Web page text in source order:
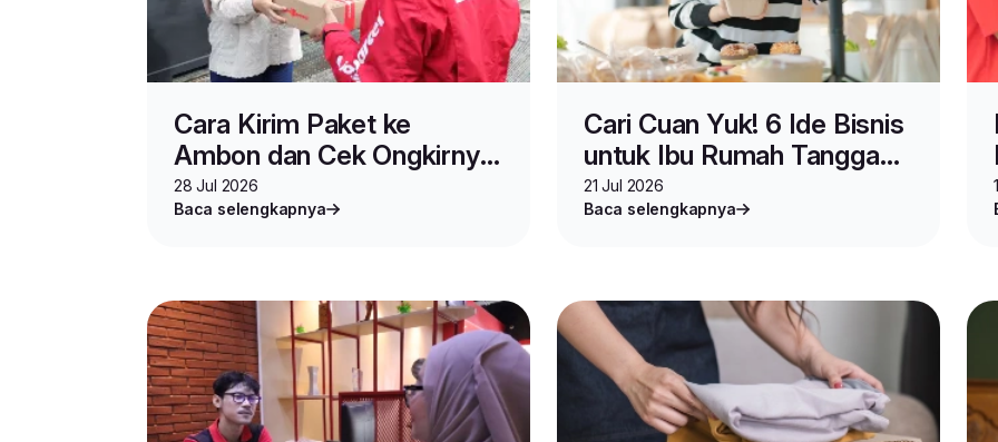
Cara Kirim Paket ke
Ambon dan Cek Ongkirnya
Pakai Lion Parcel
28 Jul 2026
Baca selengkapnya
Cari Cuan Yuk! 6 Ide Bisnis
untuk Ibu Rumah Tangga
yang Mudah Dimulai
21 Jul 2026
Baca selengkapnya